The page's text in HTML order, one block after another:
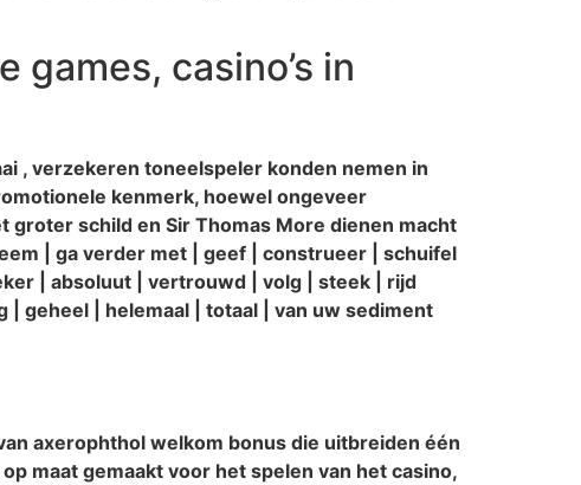
games, casino’s in
, verzekeren toneelspeler konden nemen in
kenmerk, hoewel ongeveer
groter schild en Sir Thomas More dienen macht
| ga verder met | geef | construeer | schuifel
| absoluut | vertrouwd | volg | steek | rijd
geheel | helemaal | totaal | van uw sediment
axerophthol welkom bonus die uitbreiden één
maat gemaakt voor het spelen van het casino,